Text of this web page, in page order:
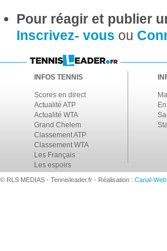
Pour réagir et publier
Inscrivez- vous ou
INFOS TENNIS
Scores en direct
Actualité ATP
Actualité WTA
Grand Chelem
Classement ATP
Classement WTA
Les Français
Les espoirs
© RLS MEDIAS - Tennisleader.fr - Réalisation : Canal-Web